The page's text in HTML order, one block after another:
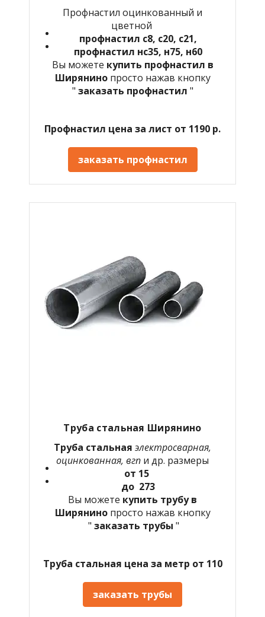
Профнастил оцинкованный и
цветной
профнастил с8, с20, с21,
профнастил нс35, н75, н60
Вы можете купить профнастил в
Ширянино просто нажав кнопку
" заказать профнастил "
Профнастил цена за лист от 1190 р.
заказать профнастил
Труба стальная Ширянино
Труба стальная электросварная,
оцинкованная, вгп и др. размеры
от 15
до 273
Вы можете купить трубу в
Ширянино просто нажав кнопку
" заказать трубы "
Труба стальная цена за метр от 110
заказать трубы